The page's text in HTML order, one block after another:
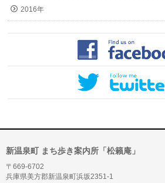
2016年
新温泉町 まち歩き案内所「松籟庵」
〒669-6702
兵庫県美方郡新温泉町浜坂2351-1